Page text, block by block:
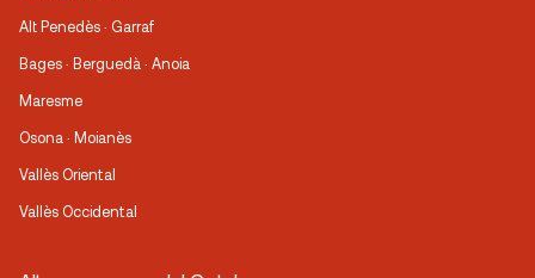
Alt Penedès · Garraf
Bages · Berguedà · Anoia
Maresme
Osona · Moianès
Vallès Oriental
Vallès Occidental